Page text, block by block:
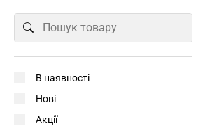
В наявності
Нові
Акції